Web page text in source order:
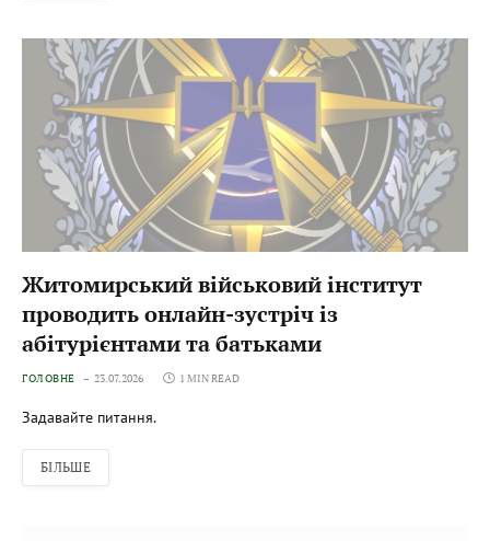
Житомирський військовий інститут
проводить онлайн-зустріч із
абітурієнтами та батьками
ГОЛОВНЕ 23.07.2026 1 MIN READ
Задавайте питання.
БІЛЬШЕ